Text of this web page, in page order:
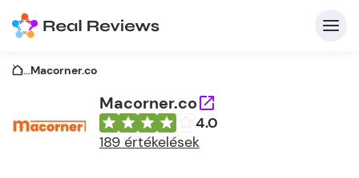
...Macorner.co
Macorner.co
4.0
189 értékelések